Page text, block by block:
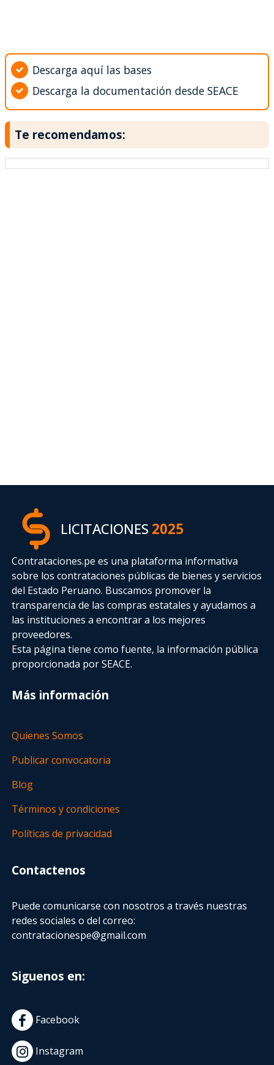
Descarga aquí las bases
Descarga la documentación desde SEACE
Te recomendamos:
LICITACIONES2025
Contrataciones.pe es una plataforma informativa
sobre los contrataciones públicas de bienes y servicios
del Estado Peruano. Buscamos promover la
transparencia de las compras estatalesy ayudamos a
las instituciones a encontrar a los mejores
proveedores.
Esta página tiene como fuente, la información pública
proporcionada por SEACE.
Más información
Quienes Somos
Publicar convocatoria
Blog
Términos y condiciones
Políticas de privacidad
Contactenos
Puede comunicarse con nosotros a través nuestras
redes sociales o del correo:
contratacionespe@gmail.com
Siguenos en:
Facebook
Instagram